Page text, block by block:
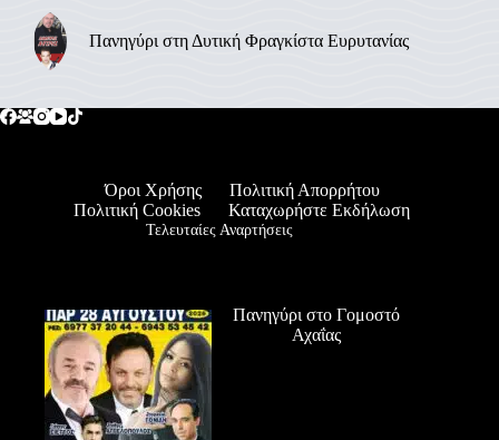
Πανηγύρι στη Δυτική Φραγκίστα Ευρυτανίας
Όροι Χρήσης
Πολιτική Απορρήτου
Πολιτική Cookies
Καταχωρήστε Εκδήλωση
Τελευταίες Αναρτήσεις
Πανηγύρι στο Γομοστό
Αχαΐας